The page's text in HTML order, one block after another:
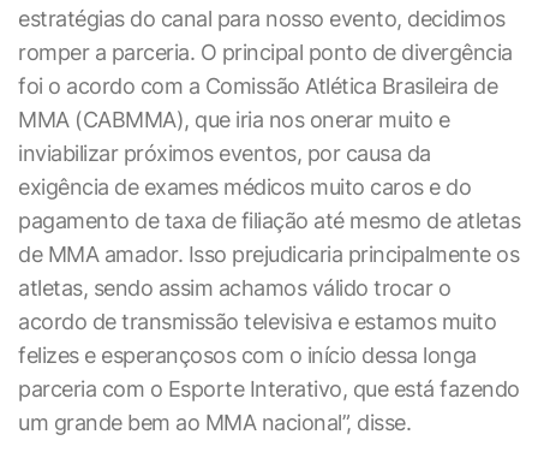
estratégias do canal para nosso evento, decidimos
romper a parceria. O principal ponto de divergência
foi o acordo com a Comissão Atlética Brasileira de
MMA (CABMMA), que iria nos onerar muito e
inviabilizar próximos eventos, por causa da
exigência de exames médicos muito caros e do
pagamento de taxa de filiação até mesmo de atletas
de MMA amador. Isso prejudicaria principalmente os
atletas, sendo assim achamos válido trocar o
acordo de transmissão televisiva e estamos muito
felizes e esperançosos com o início dessa longa
parceria com o Esporte Interativo, que está fazendo
um grande bem ao MMA nacional”, disse.